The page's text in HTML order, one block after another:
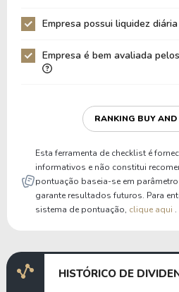
Empresa possui liquidez
Empresa é bem avaliada
RANKING BUY
Esta ferramenta de checklist é
informativos e não constitui
pontuação baseia-se em
garante resultados futuros. Para
sistema de pontuação, clique aqui .
HISTÓRICO DE